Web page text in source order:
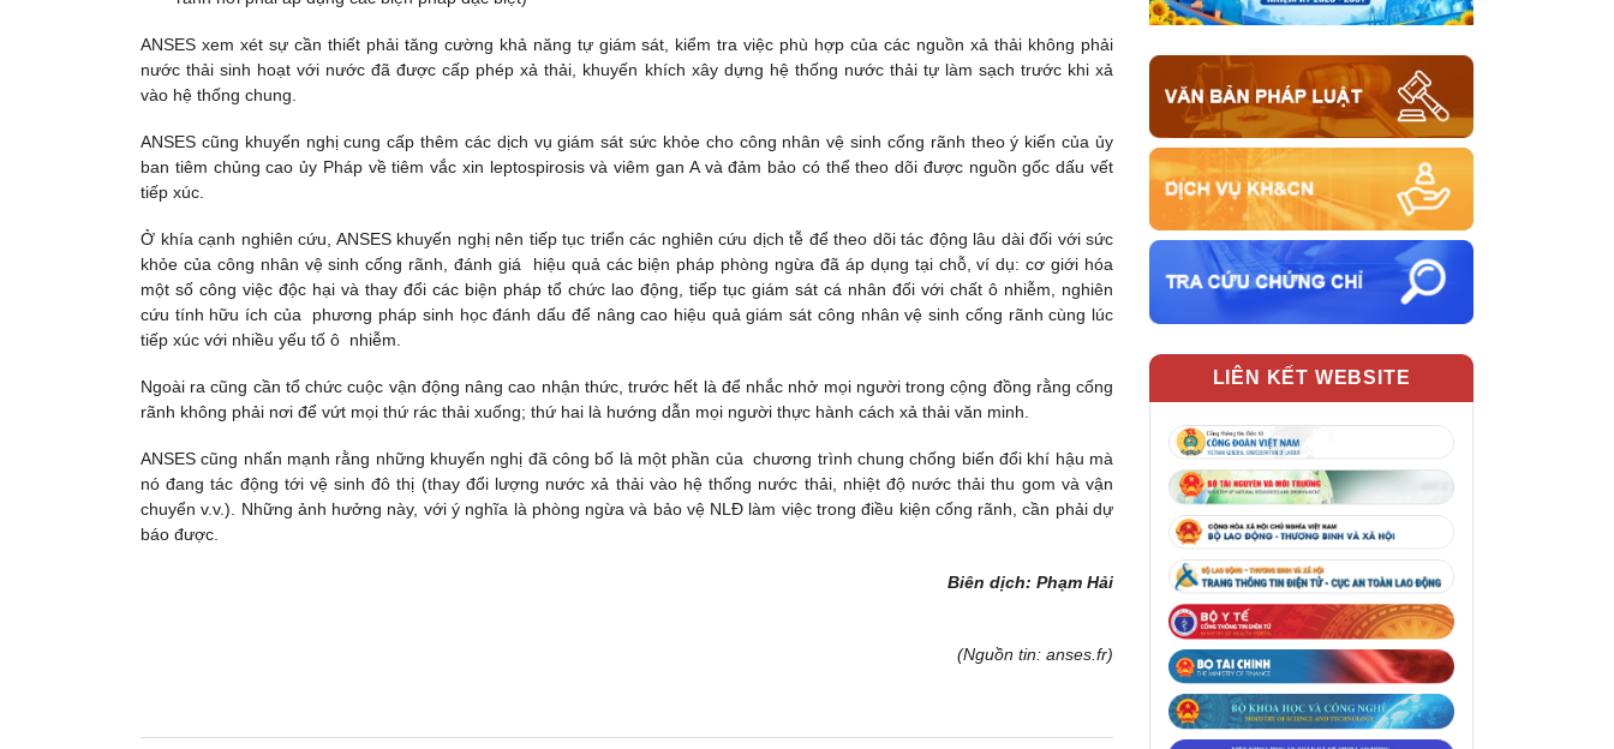
ANSES xem xét sự cần thiết phải tăng cường khả năng tự giám sát, kiểm tra việc phù hợp của các nguồn xả thải không phải
nước thải sinh hoạt với nước đã được cấp phép xả thải, khuyến khích xây dựng hệ thống nước thải tự làm sạch trước khi xả
vào hệ thống chung.
ANSES cũng khuyến nghị cung cấp thêm các dịch vụ giám sát sức khỏe cho công nhân vệ sinh cống rãnh theo ý kiến của ủy
ban tiêm chủng cao ủy Pháp về tiêm vắc xin leptospirosis và viêm gan A và đảm bảo có thể theo dõi được nguồn gốc dấu vết
tiếp xúc.
Ở khía cạnh nghiên cứu, ANSES khuyến nghị nên tiếp tục triển các nghiên cứu dịch tễ để theo dõi tác động lâu dài đối với sức
khỏe của công nhân vệ sinh cống rãnh, đánh giá hiệu quả các biện pháp phòng ngừa đã áp dụng tại chỗ, ví dụ: cơ giới hóa
một số công việc độc hại và thay đổi các biện pháp tổ chức lao động, tiếp tục giám sát cá nhân đối với chất ô nhiễm, nghiên
cứu tính hữu ích của phương pháp sinh học đánh dấu để nâng cao hiệu quả giám sát công nhân vệ sinh cống rãnh cùng lúc
tiếp xúc với nhiều yếu tố ô nhiễm.
Ngoài ra cũng cần tổ chức cuộc vận động nâng cao nhận thức, trước hết là để nhắc nhở mọi người trong cộng đồng rằng cống
rãnh không phải nơi để vứt mọi thứ rác thải xuống; thứ hai là hướng dẫn mọi người thực hành cách xả thải văn minh.
ANSES cũng nhấn mạnh rằng những khuyến nghị đã công bố là một phần của chương trình chung chống biến đổi khí hậu mà
nó đang tác động tới vệ sinh đô thị (thay đổi lượng nước xả thải vào hệ thống nước thải, nhiệt độ nước thải thu gom và vận
chuyển v.v.). Những ảnh hưởng này, với ý nghĩa là phòng ngừa và bảo vệ NLĐ làm việc trong điều kiện cống rãnh, cần phải dự
báo được.
Biên dịch: Phạm Hải
(Nguồn tin: anses.fr)
LIÊN KẾT WEBSITE